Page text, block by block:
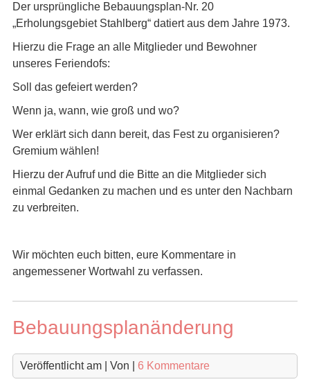
Der ursprüngliche Bebauungsplan-Nr. 20
„Erholungsgebiet Stahlberg“ datiert aus dem Jahre 1973.
Hierzu die Frage an alle Mitglieder und Bewohner
unseres Feriendofs:
Soll das gefeiert werden?
Wenn ja, wann, wie groß und wo?
Wer erklärt sich dann bereit, das Fest zu organisieren?
Gremium wählen!
Hierzu der Aufruf und die Bitte an die Mitglieder sich
einmal Gedanken zu machen und es unter den Nachbarn
zu verbreiten.
Wir möchten euch bitten, eure Kommentare in
angemessener Wortwahl zu verfassen.
Bebauungsplanänderung
Veröffentlicht am | Von 6 Kommentare